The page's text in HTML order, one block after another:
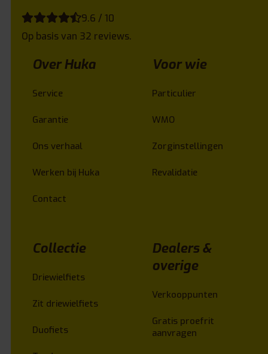
9.6 / 10
Op basis van 32 reviews.
Over Huka
Service
Garantie
Ons verhaal
Werken bij Huka
Contact
Voor wie
Particulier
WMO
Zorginstellingen
Revalidatie
Collectie
Driewielfiets
Zit driewielfiets
Duofiets
Dealers &
overige
Verkooppunten
Gratis proefrit
aanvragen